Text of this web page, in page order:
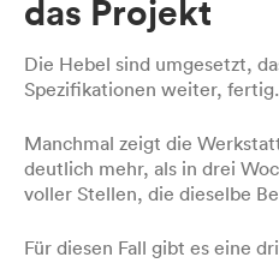
das Projekt
Die Hebel sind umgesetzt,
Spezifikationen weiter, fertig.
Manchmal zeigt die
deutlich mehr, als in drei
voller Stellen, die dieselbe
Für diesen Fall gibt es eine
Leistungen
UX-
UX-Design